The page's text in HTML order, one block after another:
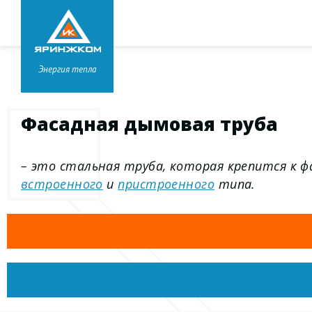
Звонок бесплатный
8 800 333-99-01
Головной офис вЯрославле
+7 (4852) 67-96-00
Энергия тепла
Фасадная дымовая труба
– это стальная труба, которая крепится к
встроенного ипристроенного типа.